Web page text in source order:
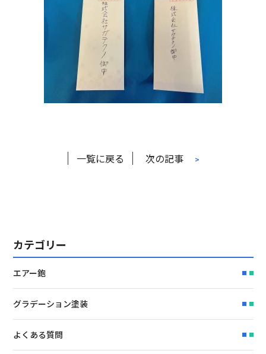
一覧に戻る 次の記事 >
カテゴリー
エアー鉋
グラデーション塗装
よくある質問